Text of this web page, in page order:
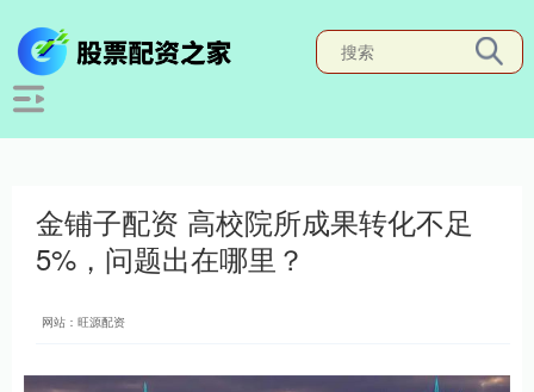
金铺子配资 高校院所成果转化不足
5%，问题出在哪里？
网站：旺源配资